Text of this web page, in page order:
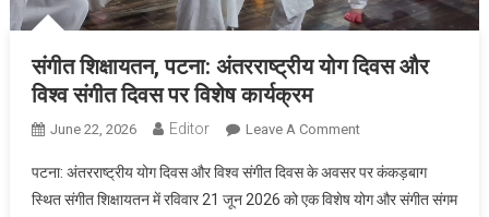
संगीत शिक्षायतन, पटना: अंतरराष्ट्रीय योग दिवस और
विश्व संगीत दिवस पर विशेष कार्यक्रम
June 22, 2026 Editor Leave A CommentOn संगीत शिक्षायतन,
दिवस और विश्व संगीत
दिवस पर विशेष
पटना: अंतरराष्ट्रीय योग दिवस और विश्व संगीत दिवस के अवसर पर कंकड़बाग
स्थित संगीत शिक्षायतन में रविवार 21 जून 2026 को एक विशेष योग और संगीत संगम